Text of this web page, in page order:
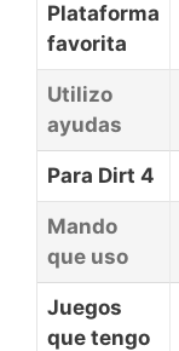
Plataforma
favorita
Utilizo
ayudas
Para Dirt 4
Mando
que uso
Juegos
que tengo